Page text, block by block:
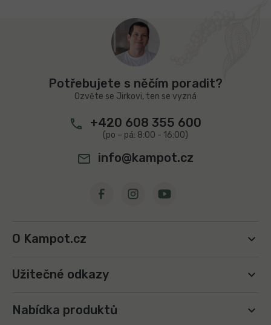
c
í
p
y
v
p
i
u
í
Potřebujete s něčím poradit?
Ozvěte se Jirkovi, ten se vyzná
+420 608 355 600
info@kampot.cz
O Kampot.cz
Užitečné odkazy
Nabídka produktů